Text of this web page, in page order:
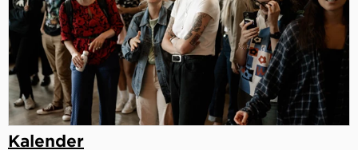
Kalender